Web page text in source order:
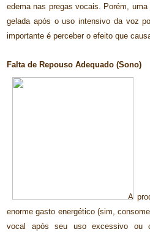
edema nas pregas vocais. Porém,
gelada após o uso intensivo da voz
importante é perceber o efeito que
Falta de Repouso Adequado (Sono)
A
enorme gasto energético (sim,
vocal após seu uso excessivo ou